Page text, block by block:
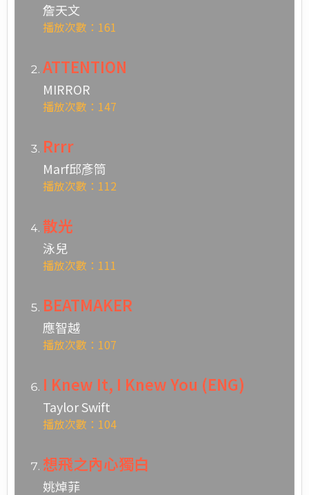
詹天文
播放次數：161
ATTENTION
MIRROR
播放次數：147
Rrrr
Marf邱彥筒
播放次數：112
散光
泳兒
播放次數：111
BEATMAKER
應智越
播放次數：107
I Knew It, I Knew You (ENG)
Taylor Swift
播放次數：104
想飛之內心獨白
姚焯菲